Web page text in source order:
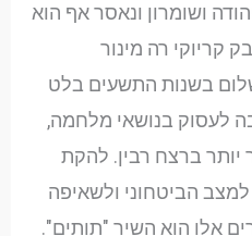
ושומרון ונאסר אף הוא
קריוקי רה מינור
בשנות התשעים בלט
לעסוק בנושאי מלחמה,
יותר ברצח רבין. להקת
הביטחוני ולשאיפה
אלו הוא השיר "תותים".